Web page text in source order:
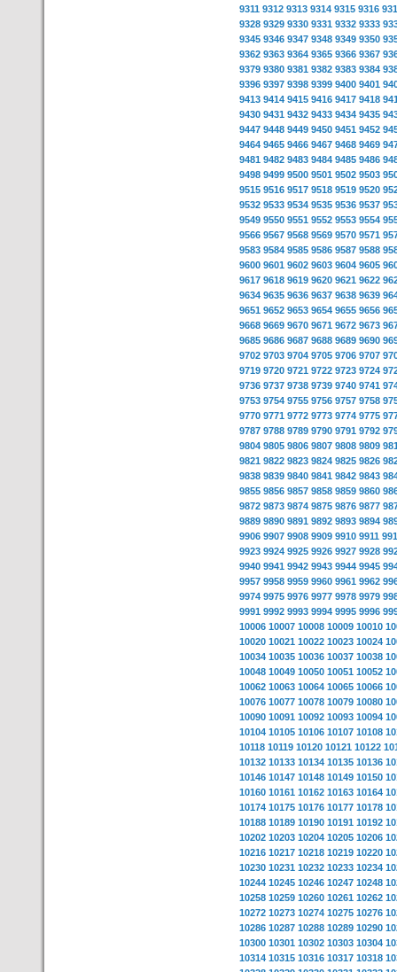
9311 9312 9313 9314 9315 9316
9328 9329 9330 9331 9332 9333
9345 9346 9347 9348 9349 9350
9362 9363 9364 9365 9366 9367
9379 9380 9381 9382 9383 9384
9396 9397 9398 9399 9400 9401
9413 9414 9415 9416 9417 9418
9430 9431 9432 9433 9434 9435
9447 9448 9449 9450 9451 9452
9464 9465 9466 9467 9468 9469
9481 9482 9483 9484 9485 9486
9498 9499 9500 9501 9502 9503
9515 9516 9517 9518 9519 9520
9532 9533 9534 9535 9536 9537
9549 9550 9551 9552 9553 9554
9566 9567 9568 9569 9570 9571
9583 9584 9585 9586 9587 9588
9600 9601 9602 9603 9604 9605
9617 9618 9619 9620 9621 9622
9634 9635 9636 9637 9638 9639
9651 9652 9653 9654 9655 9656
9668 9669 9670 9671 9672 9673
9685 9686 9687 9688 9689 9690
9702 9703 9704 9705 9706 9707
9719 9720 9721 9722 9723 9724
9736 9737 9738 9739 9740 9741
9753 9754 9755 9756 9757 9758
9770 9771 9772 9773 9774 9775
9787 9788 9789 9790 9791 9792
9804 9805 9806 9807 9808 9809
9821 9822 9823 9824 9825 9826
9838 9839 9840 9841 9842 9843
9855 9856 9857 9858 9859 9860
9872 9873 9874 9875 9876 9877
9889 9890 9891 9892 9893 9894
9906 9907 9908 9909 9910 9911
9923 9924 9925 9926 9927 9928
9940 9941 9942 9943 9944 9945
9957 9958 9959 9960 9961 9962
9974 9975 9976 9977 9978 9979
9991 9992 9993 9994 9995 9996
10006 10007 10008 10009 10010
10020 10021 10022 10023 10024
10034 10035 10036 10037 10038
10048 10049 10050 10051 10052
10062 10063 10064 10065 10066
10076 10077 10078 10079 10080
10090 10091 10092 10093 10094
10104 10105 10106 10107 10108
10118 10119 10120 10121 10122
10132 10133 10134 10135 10136
10146 10147 10148 10149 10150
10160 10161 10162 10163 10164
10174 10175 10176 10177 10178
10188 10189 10190 10191 10192
10202 10203 10204 10205 10206
10216 10217 10218 10219 10220
10230 10231 10232 10233 10234
10244 10245 10246 10247 10248
10258 10259 10260 10261 10262
10272 10273 10274 10275 10276
10286 10287 10288 10289 10290
10300 10301 10302 10303 10304
10314 10315 10316 10317 10318